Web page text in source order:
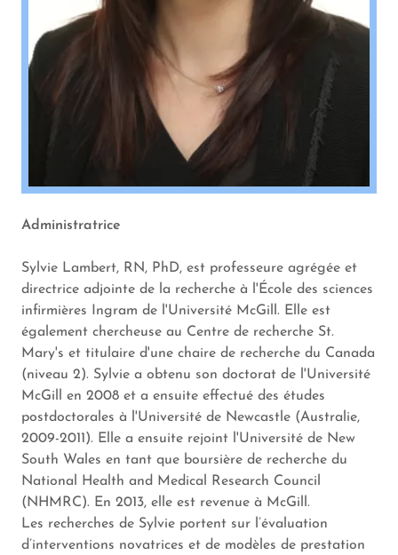
Administratrice
Sylvie Lambert, RN, PhD, est professeure agrégée et
directrice adjointe de la recherche à l'École des sciences
infirmières Ingram de l'Université McGill. Elle est
également chercheuse au Centre de recherche St.
Mary's et titulaire d'une chaire de recherche du Canada
(niveau 2). Sylvie a obtenu son doctorat de l'Université
McGill en 2008 et a ensuite effectué des études
postdoctorales à l'Université de Newcastle (Australie,
2009-2011). Elle a ensuite rejoint l'Université de New
South Wales en tant que boursière de recherche du
National Health and Medical Research Council
(NHMRC). En 2013, elle est revenue à McGill.
Les recherches de Sylvie portent sur l’évaluation
d’interventions novatrices et de modèles de prestation